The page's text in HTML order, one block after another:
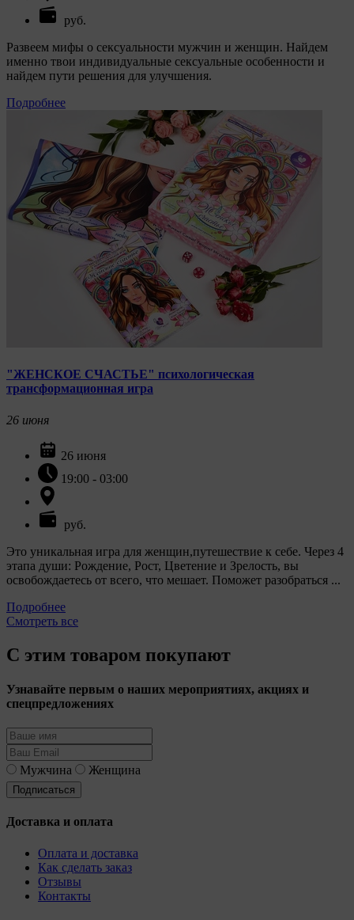
руб.
Развеем мифы о сексуальности мужчин и женщин. Найдем
именно твои индивидуальные сексуальные особенности и
найдем пути решения для улучшения.
Подробнее
"ЖЕНСКОЕ СЧАСТЬЕ" психологическая
трансформационная игра
26 июня
26 июня
19:00 - 03:00
руб.
Это уникальная игра для женщин,путешествие к себе. Через 4
этапа души: Рождение, Рост, Цветение и Зрелость, вы
освобождаетесь от всего, что мешает. Поможет разобраться ...
Подробнее
Смотреть все
С этим товаром покупают
Узнавайте первым о наших мероприятиях, акциях и
спецпредложениях
Мужчина Женщина
Доставка и оплата
Оплата и доставка
Как сделать заказ
Отзывы
Контакты